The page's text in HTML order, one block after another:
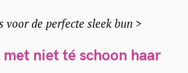
de perfecte sleek bun >
niet té schoon haar